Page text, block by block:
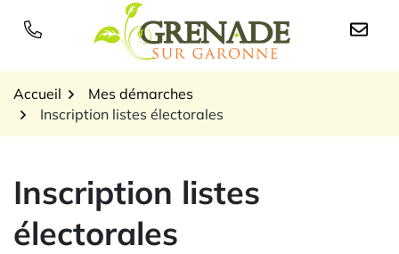
Logo Grenade sur
Accueil
Mes démarches
Inscription listes électorales
Inscription listes
électorales